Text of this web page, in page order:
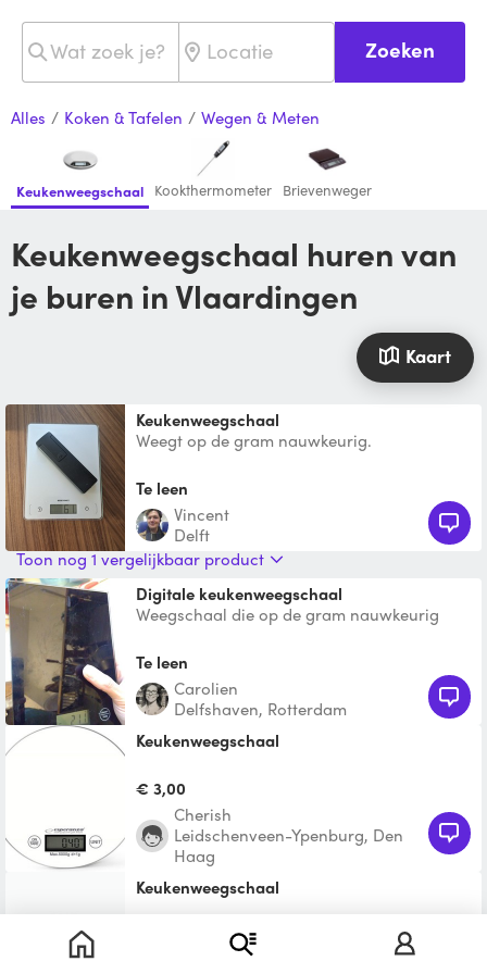
Zoeken
Alles / Koken & Tafelen / Wegen & Meten
Keukenweegschaal Kookthermometer Brievenweger
Keukenweegschaal huren van
je buren in Vlaardingen
Kaart
Keukenweegschaal
Weegt op de gram nauwkeurig.
Te leen
Vincent
Delft
Toon nog 1 vergelijkbaar product
digitale keukenweegschaal
Weegschaal die op de gram nauwkeurig
functie, merk "DAY".
Te leen
Carolien
Delfshaven, Rotterdam
Keukenweegschaal
€ 3,00
Cherish
Leidschenveen-Ypenburg, Den
Haag
Keukenweegschaal